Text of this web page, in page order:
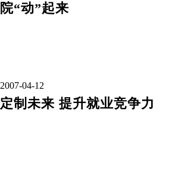
院“动”起来
2007-04-12
定制未来 提升就业竞争力